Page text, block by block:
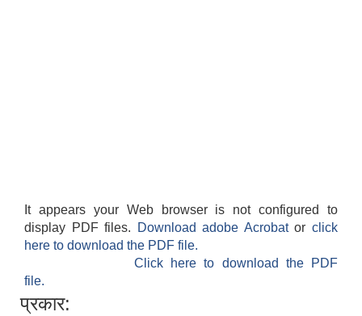
It appears your Web browser is not configured to
display PDF files.
Download adobe Acrobatorclick
here to download the PDF file.
Click here to download the PDF
file.
प्रकार: